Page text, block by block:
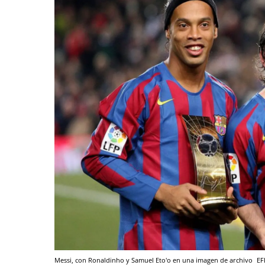
Messi, con Ronaldinho y Samuel Eto'o en una imagen de archivo